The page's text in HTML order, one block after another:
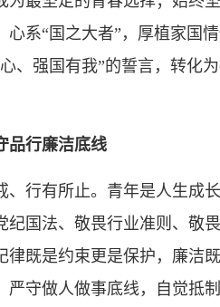
系“国之大者”，厚植家国
、强国有我”的誓言，转化
品行廉洁底线
、行有所止。青年是人生成
纪国法、敬畏行业准则、敬
律既是约束更是保护，廉洁
严守做人做事底线，自觉抵